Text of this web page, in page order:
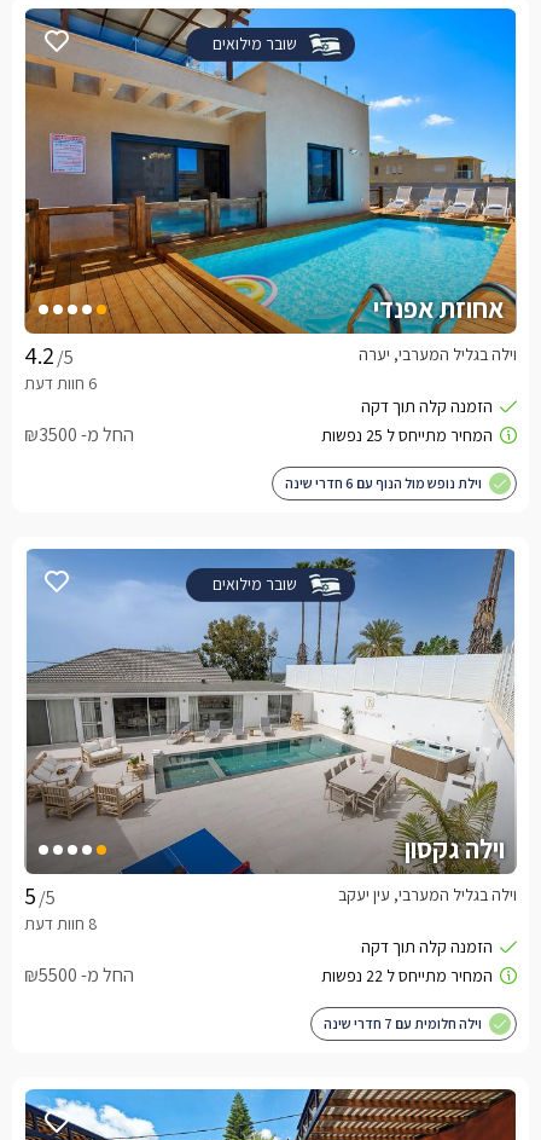
שובר מילואים
אחוזת אפנדי
/5 וילה בגליל המערבי, יערה
החל מ- ₪3500
וילת נופש מול הנוף עם 6 חדרי שינה
שובר מילואים
וילה גקסון
/5 וילה בגליל המערבי, עין יעקב
החל מ- ₪5500
וילה חלומית עם 7 חדרי שינה